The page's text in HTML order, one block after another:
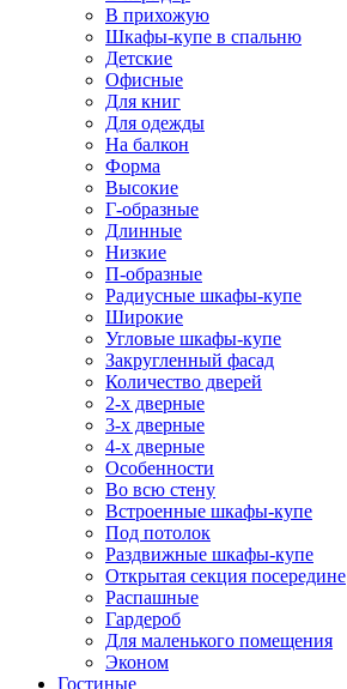
В прихожую
Шкафы-купе в спальню
Детские
Офисные
Для книг
Для одежды
На балкон
Форма
Высокие
Г-образные
Длинные
Низкие
П-образные
Радиусные шкафы-купе
Широкие
Угловые шкафы-купе
Закругленный фасад
Количество дверей
2-х дверные
3-х дверные
4-х дверные
Особенности
Во всю стену
Встроенные шкафы-купе
Под потолок
Раздвижные шкафы-купе
Открытая секция посередине
Распашные
Гардероб
Для маленького помещения
Эконом
Гостиные